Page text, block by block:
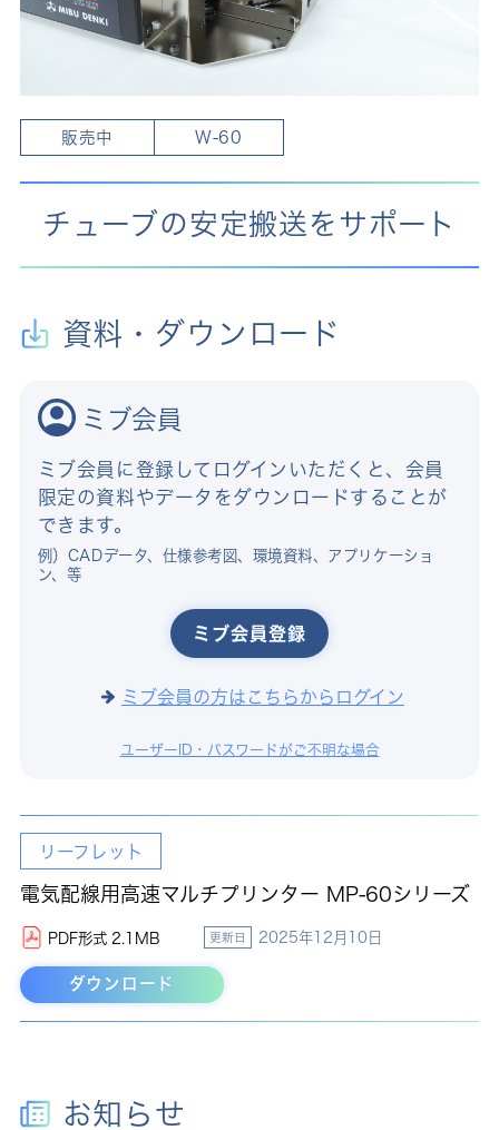
販売中 W-60
チューブの安定搬送をサポート
資料・ダウンロード
ミブ会員
ミブ会員に登録してログインいただくと、会員
限定の資料やデータをダウンロードすることが
できます。
例）CADデータ、仕様参考図、環境資料、アプリケーショ
ン、等
ミブ会員登録
ミブ会員の方はこちらからログイン
ユーザーID・パスワードがご不明な場合
リーフレット
電気配線用高速マルチプリンター MP-60シリーズ
PDF形式 2.1MB 更新日 2025年12月10日
ダウンロード
お知らせ